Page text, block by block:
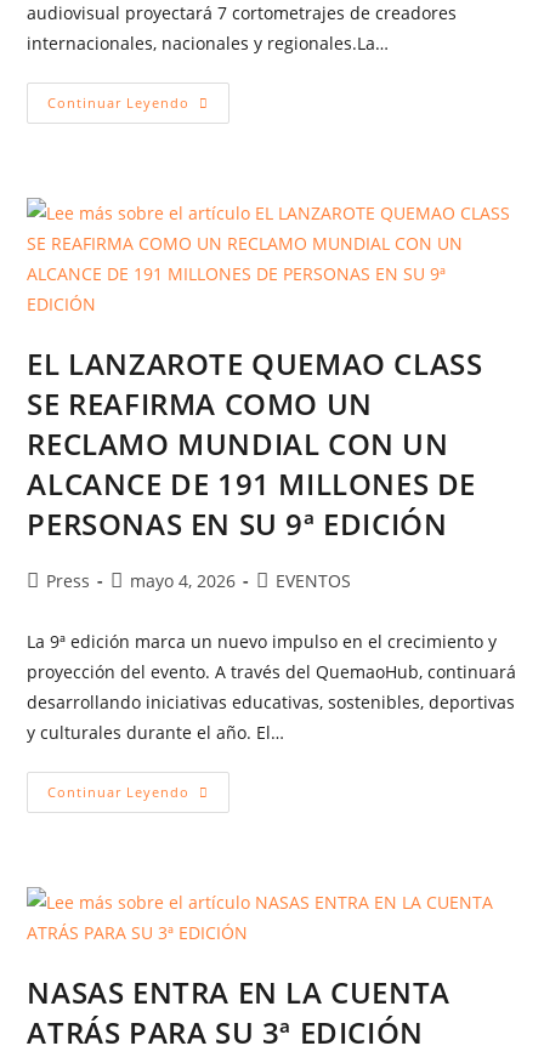
audiovisual proyectará 7 cortometrajes de creadores
internacionales, nacionales y regionales.La…
Continuar Leyendo
EL LANZAROTE QUEMAO CLASS
SE REAFIRMA COMO UN
RECLAMO MUNDIAL CON UN
ALCANCE DE 191 MILLONES DE
PERSONAS EN SU 9ª EDICIÓN
Press mayo 4, 2026 EVENTOS
La 9ª edición marca un nuevo impulso en el crecimiento y
proyección del evento. A través del QuemaoHub, continuará
desarrollando iniciativas educativas, sostenibles, deportivas
y culturales durante el año. El…
Continuar Leyendo
NASAS ENTRA EN LA CUENTA
ATRÁS PARA SU 3ª EDICIÓN